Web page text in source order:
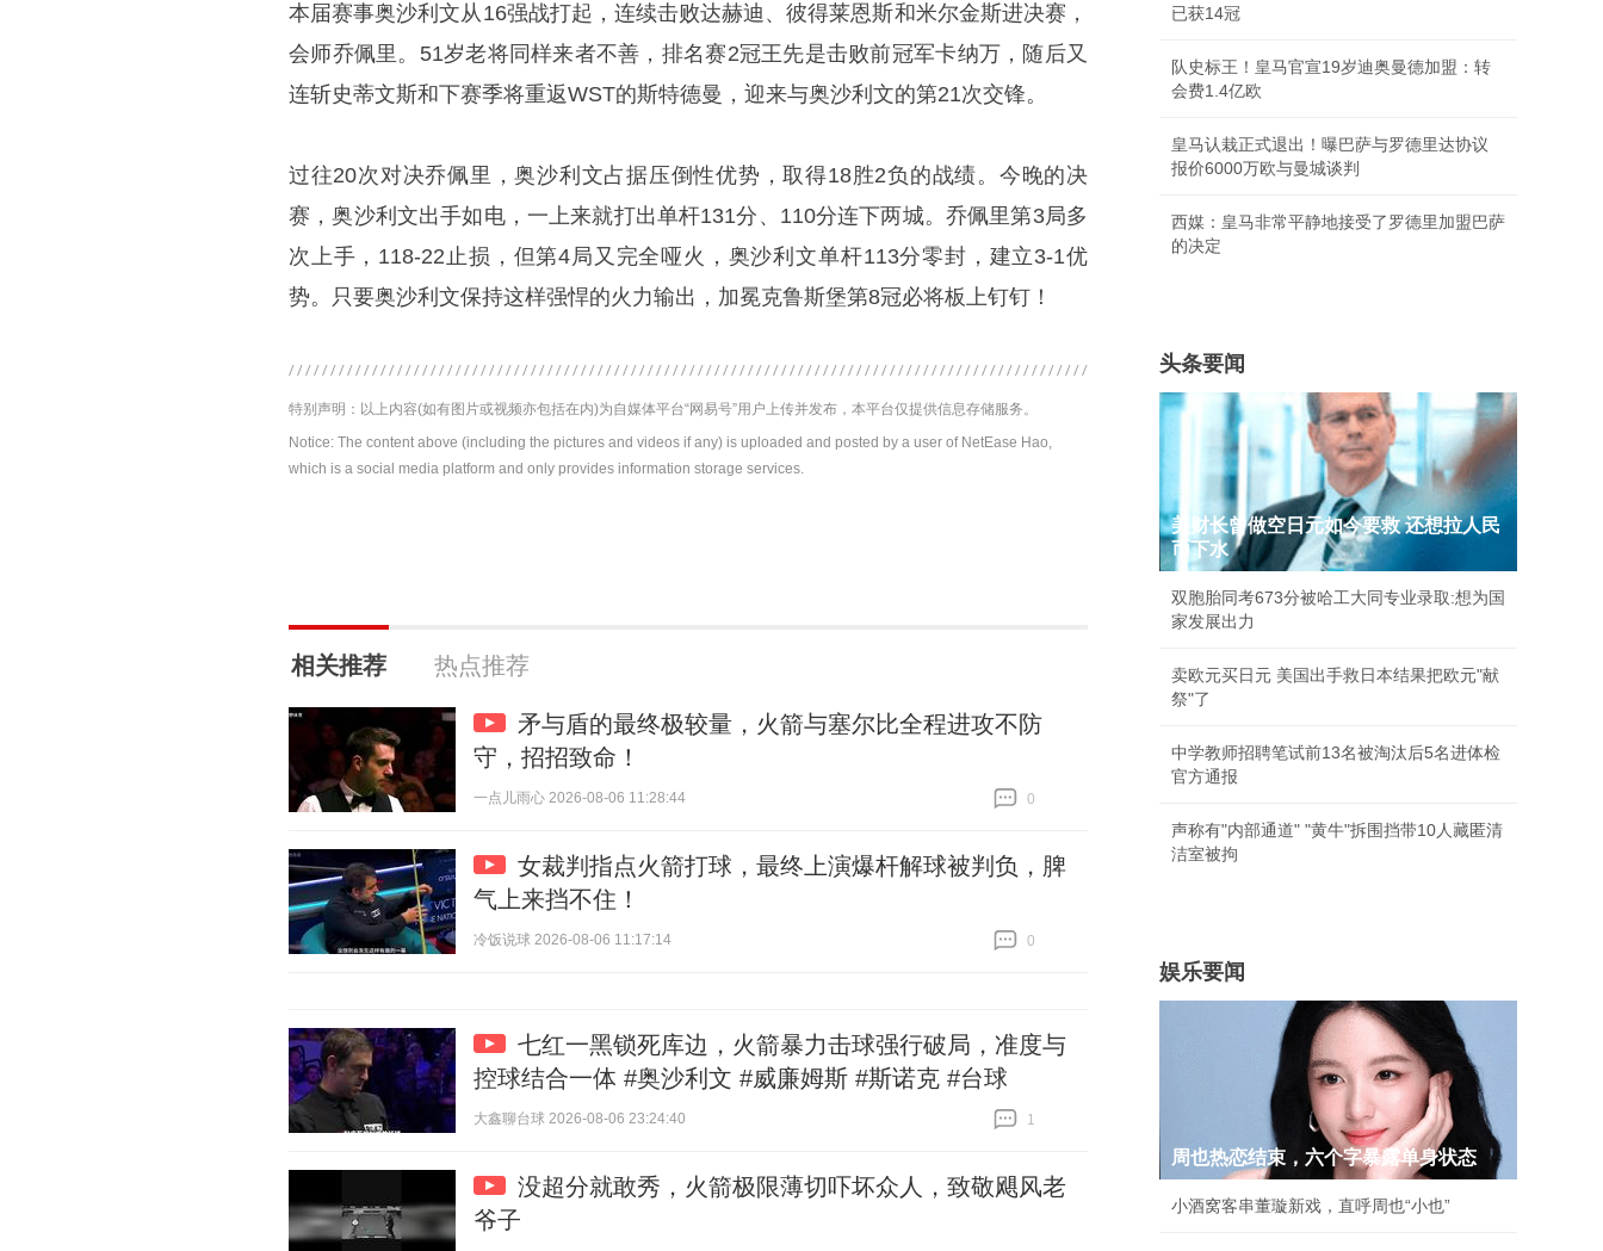
本届赛事奥沙利文从16强战打起，连续击败达赫迪、彼得莱恩斯和米尔金斯进决赛，
会师乔佩里。51岁老将同样来者不善，排名赛2冠王先是击败前冠军卡纳万，随后又
连斩史蒂文斯和下赛季将重返WST的斯特德曼，迎来与奥沙利文的第21次交锋。
过往20次对决乔佩里，奥沙利文占据压倒性优势，取得18胜2负的战绩。今晚的决
赛，奥沙利文出手如电，一上来就打出单杆131分、110分连下两城。乔佩里第3局多
次上手，118-22止损，但第4局又完全哑火，奥沙利文单杆113分零封，建立3-1优
势。只要奥沙利文保持这样强悍的火力输出，加冕克鲁斯堡第8冠必将板上钉钉！
特别声明：以上内容(如有图片或视频亦包括在内)为自媒体平台“网易号”用户上传并发布，本平台仅提供信息存储服务。
Notice: The content above (including the pictures and videos if any) is uploaded and posted by a user of NetEase Hao,
which is a social media platform and only provides information storage services.
相关推荐 热点推荐
矛与盾的最终极较量，火箭与塞尔比全程进攻不防
守，招招致命！
一点儿雨心 2026-08-06 11:28:44
0
女裁判指点火箭打球，最终上演爆杆解球被判负，脾
气上来挡不住！
冷饭说球 2026-08-06 11:17:14
0
七红一黑锁死库边，火箭暴力击球强行破局，准度与
控球结合一体 #奥沙利文 #威廉姆斯 #斯诺克 #台球
大鑫聊台球 2026-08-06 23:24:40
1
没超分就敢秀，火箭极限薄切吓坏众人，致敬飓风老
爷子
已获14冠
队史标王！皇马官宣19岁迪奥曼德加盟：转
会费1.4亿欧
皇马认栽正式退出！曝巴萨与罗德里达协议
报价6000万欧与曼城谈判
西媒：皇马非常平静地接受了罗德里加盟巴萨
的决定
头条要闻
美财长曾做空日元如今要救 还想拉人民
币下水
双胞胎同考673分被哈工大同专业录取:想为国
家发展出力
卖欧元买日元 美国出手救日本结果把欧元"献
祭"了
中学教师招聘笔试前13名被淘汰后5名进体检
官方通报
声称有"内部通道" "黄牛"拆围挡带10人藏匿清
洁室被拘
娱乐要闻
周也热恋结束，六个字暴露单身状态
小酒窝客串董璇新戏，直呼周也“小也”